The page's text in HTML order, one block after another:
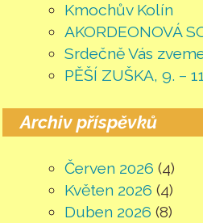
Kmochův Kolín
AKORDEONOVÁ
Srdečně Vás
PĚŠÍ ZUŠKA, 9. –
Archiv příspěvků
Červen 2026 (4)
Květen 2026 (4)
Duben 2026 (8)